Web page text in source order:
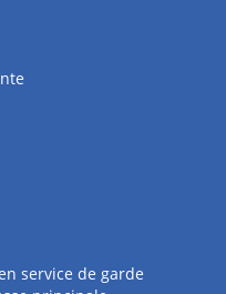
service de garde